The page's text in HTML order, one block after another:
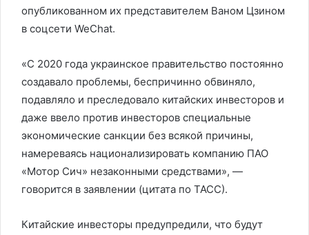
опубликованном их представителем Ваном Цзином
в соцсети WeChat.
«С 2020 года украинское правительство постоянно
создавало проблемы, беспричинно обвиняло,
подавляло и преследовало китайских инвесторов и
даже ввело против инвесторов специальные
экономические санкции без всякой причины,
намереваясь национализировать компанию ПАО
«Мотор Сич» незаконными средствами», —
говорится в заявлении (цитата по ТАСС).
Китайские инвесторы предупредили, что будут